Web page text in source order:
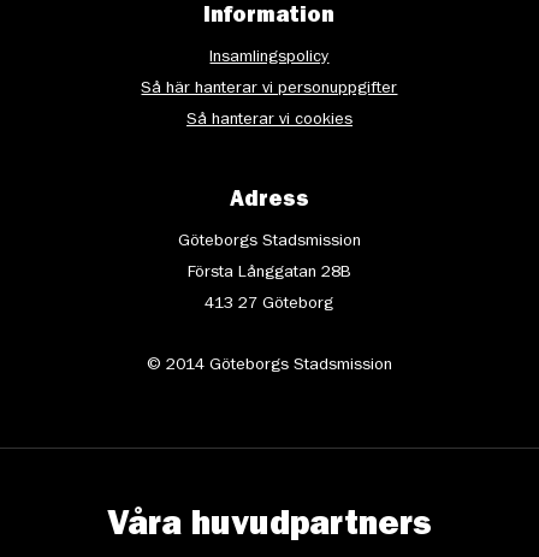
Information
Insamlingspolicy
Så här hanterar vi personuppgifter
Så hanterar vi cookies
Adress
Göteborgs Stadsmission
Första Långgatan 28B
413 27 Göteborg
© 2014 Göteborgs Stadsmission
Våra huvudpartners